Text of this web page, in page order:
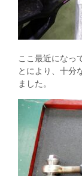
ここ最近になっ
とにより、十分
ました。